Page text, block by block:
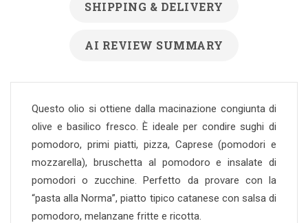
SHIPPING & DELIVERY
AI REVIEW SUMMARY
Questo olio si ottiene dalla macinazione congiunta di
olive e basilico fresco. È ideale per condire sughi di
pomodoro, primi piatti, pizza, Caprese (pomodori e
mozzarella), bruschetta al pomodoro e insalate di
pomodori o zucchine. Perfetto da provare con la
“pasta alla Norma”, piatto tipico catanese con salsa di
pomodoro, melanzane fritte e ricotta.